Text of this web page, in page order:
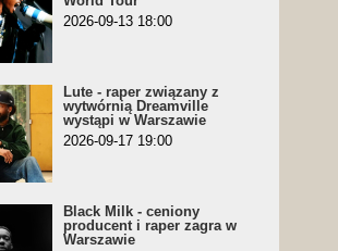
2026-09-13 18:00
Lute - raper związany z
wytwórnią Dreamville
wystąpi w Warszawie
2026-09-17 19:00
Black Milk - ceniony
producent i raper zagra w
Warszawie